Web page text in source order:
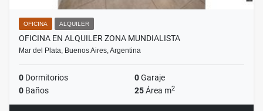
OFICINA ALQUILER
OFICINA EN ALQUILER ZONA MUNDIALISTA
Mar del Plata, Buenos Aires, Argentina
0 Dormitorios 0Garaje
0 Baños 25Área m2